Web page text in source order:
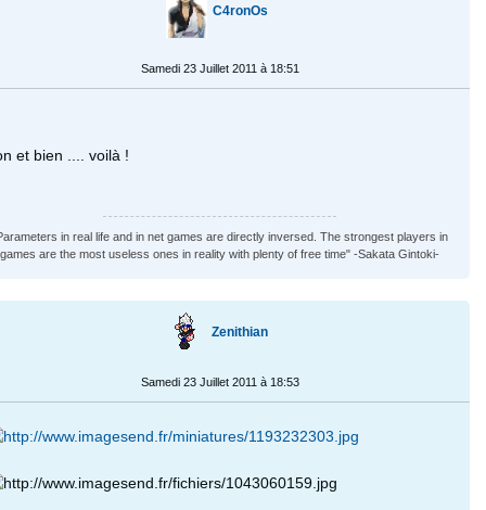
C4ronOs
Samedi 23 Juillet 2011 à 18:51
et bien .... voilà !
in real life and in net games are directly inversed. The strongest players in
games are the most useless ones in reality with plenty of free time" -Sakata Gintoki-
Zenithian
Samedi 23 Juillet 2011 à 18:53